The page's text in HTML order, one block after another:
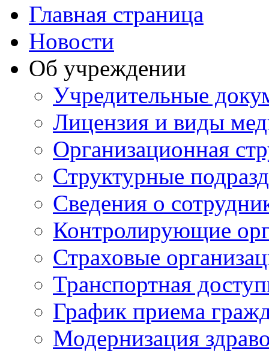
Главная страница
Новости
Об учреждении
Учредительные
Лицензия и виды
Организационная
Структурные
Сведения о
Контролирующие
Страховые
Транспортная
График приема
Модернизация